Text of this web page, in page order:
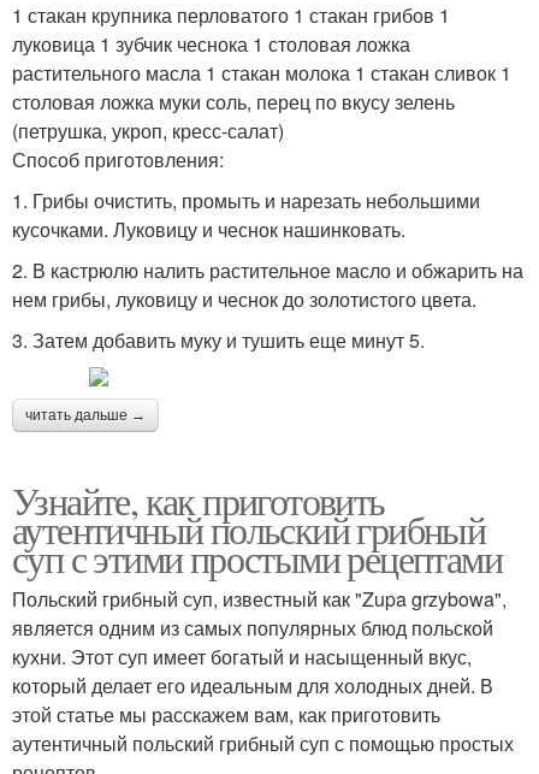
1 стакан крупника перловатого 1 стакан грибов 1
луковица 1 зубчик чеснока 1 столовая ложка
растительного масла 1 стакан молока 1 стакан сливок 1
столовая ложка муки соль, перец по вкусу зелень
(петрушка, укроп, кресс-салат)
Способ приготовления:
1. Грибы очистить, промыть и нарезать небольшими
кусочками. Луковицу и чеснок нашинковать.
2. В кастрюлю налить растительное масло и обжарить на
нем грибы, луковицу и чеснок до золотистого цвета.
3. Затем добавить муку и тушить еще минут 5.
читать дальше →
Узнайте, как приготовить
аутентичный польский грибный
суп с этими простыми рецептами
Польский грибный суп, известный как "Zupa grzybowa",
является одним из самых популярных блюд польской
кухни. Этот суп имеет богатый и насыщенный вкус,
который делает его идеальным для холодных дней. В
этой статье мы расскажем вам, как приготовить
аутентичный польский грибный суп с помощью простых